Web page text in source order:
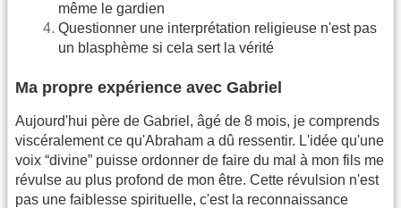
même le gardien
Questionner une interprétation religieuse n'est pas
un blasphème si cela sert la vérité
Ma propre expérience avec Gabriel
Aujourd'hui père de Gabriel, âgé de 8 mois, je comprends
viscéralement ce qu'Abraham a dû ressentir. L'idée qu'une
voix “divine” puisse ordonner de faire du mal à mon fils me
révulse au plus profond de mon être. Cette révulsion n'est
pas une faiblesse spirituelle, c'est la reconnaissance